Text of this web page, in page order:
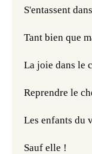
S'entassent
Tant bien que
La joie dans le
Reprendre le
Les enfants du
Sauf elle !